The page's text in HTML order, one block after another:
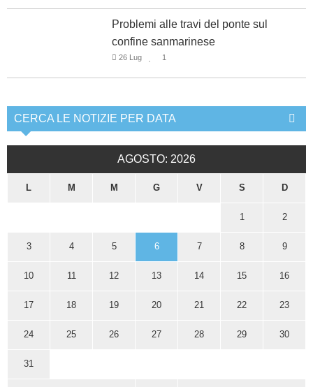
Problemi alle travi del ponte sul
confine sanmarinese
26 Lug 1
CERCA LE NOTIZIE PER DATA
AGOSTO: 2026
L M M G V S D
1 2
3 4 5 6 7 8 9
10 11 12 13 14 15 16
17 18 19 20 21 22 23
24 25 26 27 28 29 30
31